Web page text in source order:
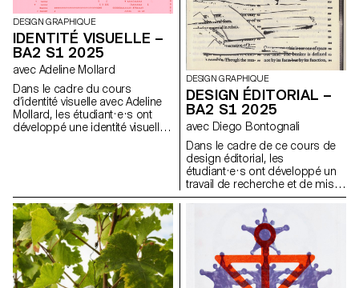
DESIGN GRAPHIQUE
IDENTITÉ VISUELLE –
BA2 S1 2025
avec Adeline Mollard
Dans le cadre du cours
d’identité visuelle avec Adeline
Mollard, les étudiant·e·s ont
développé une identité visuelle
interprétation singulière de
celle-ci. L’identité est déclinée
sur une série de supports, de
la carte de visite au format F4,
comprenant affiches, flyers,
cartes de visite ainsi qu’une
affiche animée.
DESIGN GRAPHIQUE
DESIGN ÉDITORIAL –
BA2 S1 2025
avec Diego Bontognali
Dans le cadre de ce cours de
design éditorial, les
étudiant·e·s ont développé un
travail de recherche et de mise
en forme de textes autour d’un
thème commun. À partir d’une
sélection de sources, chaque
projet propose deux éditions
au contenu identique, déclinées
dans un grand et un petit
format.